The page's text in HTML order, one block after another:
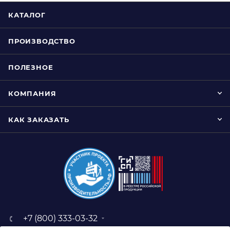
КАТАЛОГ
ПРОИЗВОДСТВО
ПОЛЕЗНОЕ
КОМПАНИЯ
КАК ЗАКАЗАТЬ
+7 (800) 333-03-32